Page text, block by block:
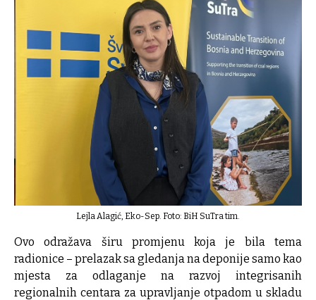
Lejla Alagić, Eko-Sep. Foto: BiH SuTra tim.
Ovo odražava širu promjenu koja je bila tema
radionice – prelazak sa gledanja na deponije samo kao
mjesta za odlaganje na razvoj integrisanih
regionalnih centara za upravljanje otpadom u skladu